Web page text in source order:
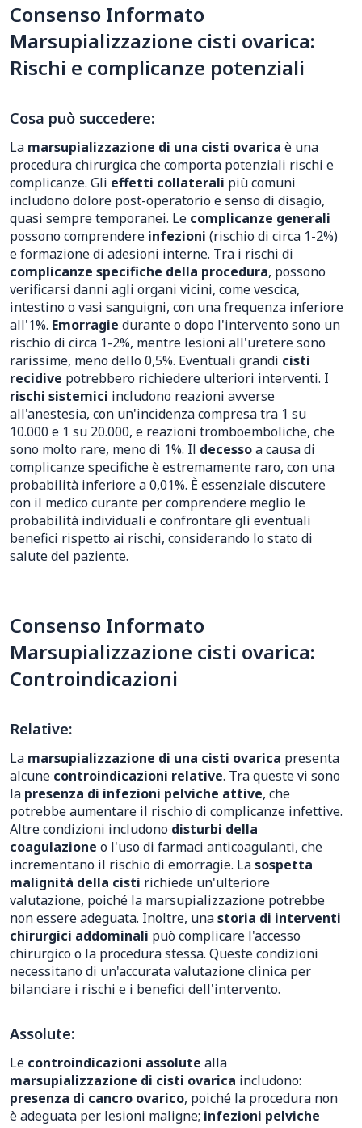
Consenso Informato
Marsupializzazione cisti ovarica:
Rischi e complicanze potenziali
Cosa può succedere:
La marsupializzazione di una cisti ovarica è una
procedura chirurgica che comporta potenziali rischi e
complicanze. Gli effetti collaterali più comuni
includono dolore post-operatorio e senso di disagio,
quasi sempre temporanei. Le complicanze generali
possono comprendere infezioni (rischio di circa 1-2%)
e formazione di adesioni interne. Tra i rischi di
complicanze specifiche della procedura, possono
verificarsi danni agli organi vicini, come vescica,
intestino o vasi sanguigni, con una frequenza inferiore
all'1%. Emorragie durante o dopo l'intervento sono un
rischio di circa 1-2%, mentre lesioni all'uretere sono
rarissime, meno dello 0,5%. Eventuali grandi cisti
recidive potrebbero richiedere ulteriori interventi. I
rischi sistemici includono reazioni avverse
all'anestesia, con un'incidenza compresa tra 1 su
10.000 e 1 su 20.000, e reazioni tromboemboliche, che
sono molto rare, meno di 1%. Il decessoa causa di
complicanze specifiche è estremamente raro, con una
probabilità inferiore a 0,01%. È essenziale discutere
con il medico curante per comprendere meglio le
probabilità individuali e confrontare gli eventuali
benefici rispetto ai rischi, considerando lo stato di
salute del paziente.
Consenso Informato
Marsupializzazione cisti ovarica:
Controindicazioni
Relative:
La marsupializzazione di una cisti ovarica presenta
alcune controindicazioni relative. Tra queste vi sono
la presenza di infezioni pelviche attive, che
potrebbe aumentare il rischio di complicanze infettive.
Altre condizioni includono disturbi della
coagulazione o l'uso di farmaci anticoagulanti, che
incrementano il rischio di emorragie. Lasospetta
malignità della cisti richiede un'ulteriore
valutazione, poiché la marsupializzazione potrebbe
non essere adeguata. Inoltre, unastoria di interventi
chirurgici addominali può complicare l'accesso
chirurgico o la procedura stessa. Queste condizioni
necessitano di un'accurata valutazione clinica per
bilanciare i rischi e i benefici dell'intervento.
Assolute:
Le controindicazioni assolute alla
marsupializzazione di cisti ovarica includono:
presenza di cancro ovarico, poiché la procedura non
è adeguata per lesioni maligne; infezioni pelviche